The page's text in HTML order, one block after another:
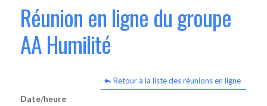
Réunion en ligne du groupe
AA Humilité
Retour à la liste des réunions en ligne
Date/heure